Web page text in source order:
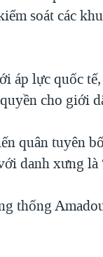
soát các
áp lực quốc
cho giới
quân tuyên
danh xưng là
thống